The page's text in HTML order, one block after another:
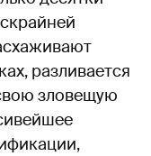
разливается
зловещую